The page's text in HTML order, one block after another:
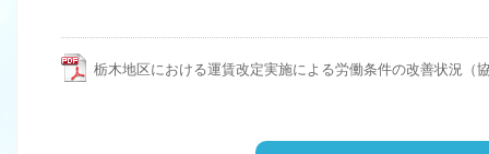
栃木地区における運賃改定実施による労働条件の改善状況（